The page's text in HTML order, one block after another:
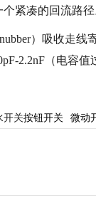
紧凑的回流路径
）吸收走线
2.2nF（电容
开关按钮开关 微动